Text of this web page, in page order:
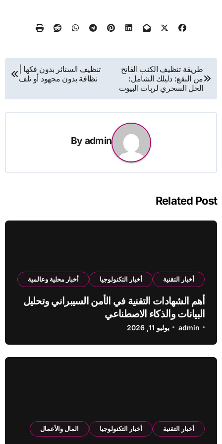
تصفّح
المقالات
طريقة تنظيف الكنب الفاتح
من البقع: دليلك الشامل:
الحل السحري لربات البيوت
تنظيف الستائر بدون فكها |
نظافة بدون مجهود أو تلف
By admin
Related Post
أخبار التقنية أخبار التكنولوجيا أخبار محلية وعالمية
أهم الشهادات التقنية في الأمن السيبراني وتحليل
البيانات والذكاء الاصطناعي
admin يوليو 11, 2026
أخبار التقنية أخبار التكنولوجيا المال والأعمال